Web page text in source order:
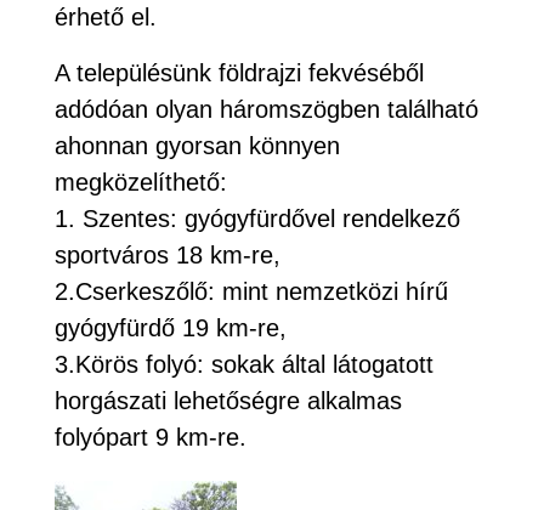
érhető el.
A településünk földrajzi fekvéséből
adódóan olyan háromszögben található
ahonnan gyorsan könnyen
megközelíthető:
1. Szentes: gyógyfürdővel rendelkező
sportváros 18 km-re,
2.Cserkeszőlő: mint nemzetközi hírű
gyógyfürdő 19 km-re,
3.Körös folyó: sokak által látogatott
horgászati lehetőségre alkalmas
folyópart 9 km-re.